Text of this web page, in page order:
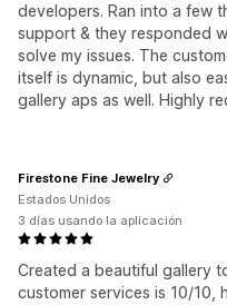
developers. Ran into a few
support & they responded
solve my issues. The
itself is dynamic, but also
gallery aps as well. Highly
Created a beautiful gallery
customer services is 10/10,
Firestone Fine Jewelry
Estados Unidos
3 días usando la aplicación